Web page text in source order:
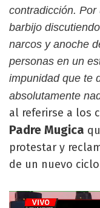
contradicción.
barbijo
narcos y anoche
personas en un
impunidad que te
absolutamente
al referirse a los
Padre Mugica
protestar y
de un nuevo